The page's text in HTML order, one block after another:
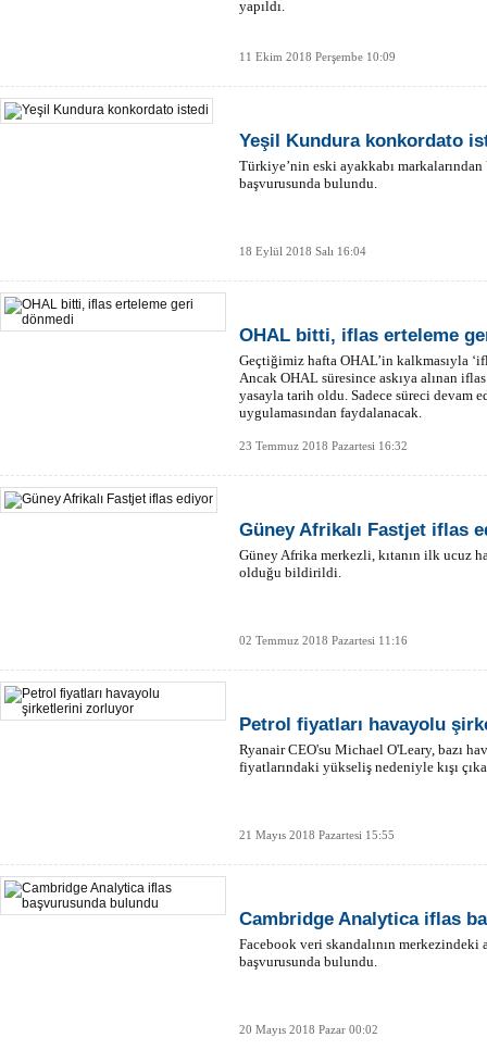
yapıldı.
11 Ekim 2018 Perşembe 10:09
Yeşil Kundura konkordato
Türkiye’nin eski ayakkabı
başvurusunda bulundu.
18 Eylül 2018 Salı 16:04
OHAL bitti, iflas erteleme
Geçtiğimiz hafta OHAL’in kalkmasıyla
Ancak OHAL süresince askıya alınan
yasayla tarih oldu. Sadece süreci devam
uygulamasından faydalanacak.
23 Temmuz 2018 Pazartesi 16:32
Güney Afrikalı Fastjet iflas
Güney Afrika merkezli, kıtanın ilk ucuz
olduğu bildirildi.
02 Temmuz 2018 Pazartesi 11:16
Petrol fiyatları havayolu
Ryanair CEO'su Michael O'Leary, bazı
fiyatlarındaki yükseliş nedeniyle kışı
21 Mayıs 2018 Pazartesi 15:55
Cambridge Analytica iflas
Facebook veri skandalının merkezindeki
başvurusunda bulundu.
20 Mayıs 2018 Pazar 00:02